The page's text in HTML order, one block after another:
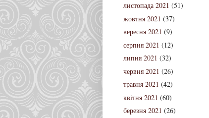
листопада 2021 (51)
жовтня 2021 (37)
вересня 2021 (9)
серпня 2021 (12)
липня 2021 (32)
червня 2021 (26)
травня 2021 (42)
квітня 2021 (60)
березня 2021 (26)